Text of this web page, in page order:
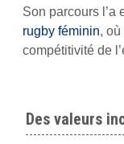
Son parcours l’a
rugby féminin,
compétitivité de
Des valeurs